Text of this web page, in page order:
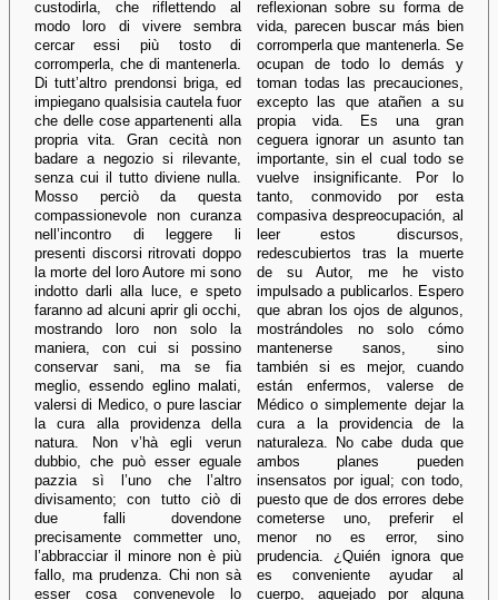
custodirla, che riflettendo al
modo loro di vivere sembra
cercar essi più tosto di
corromperla, che di mantenerla.
Di tutt’altro prendonsi briga, ed
impiegano qualsisia cautela fuor
che delle cose appartenenti alla
propria vita. Gran cecità non
badare a negozio si rilevante,
senza cui il tutto diviene nulla.
Mosso perciò da questa
compassionevole non curanza
nell’incontro di leggere li
presenti discorsi ritrovati doppo
la morte del loro Autore mi sono
indotto darli alla luce, e speto
faranno ad alcuni aprir gli occhi,
mostrando loro non solo la
maniera, con cui si possino
conservar sani, ma se fia
meglio, essendo eglino malati,
valersi di Medico, o pure lasciar
la cura alla providenza della
natura. Non v’hà egli verun
dubbio, che può esser eguale
pazzia sì l’uno che l’altro
divisamento; con tutto ciò di
due falli dovendone
precisamente commetter uno,
l’abbracciar il minore non è più
fallo, ma prudenza. Chi non sà
esser cosa convenevole lo
reflexionan sobre su forma de
vida, parecen buscar más bien
corromperla que mantenerla. Se
ocupan de todo lo demás y
toman todas las precauciones,
excepto las que atañen a su
propia vida. Es una gran
ceguera ignorar un asunto tan
importante, sin el cual todo se
vuelve insignificante. Por lo
tanto, conmovido por esta
compasiva despreocupación, al
leer estos discursos,
redescubiertos tras la muerte
de su Autor, me he visto
impulsado a publicarlos. Espero
que abran los ojos de algunos,
mostrándoles no solo cómo
mantenerse sanos, sino
también si es mejor, cuando
están enfermos, valerse de
Médico o simplemente dejar la
cura a la providencia de la
naturaleza. No cabe duda que
ambos planes pueden
insensatos por igual; con todo,
puesto que de dos errores debe
cometerse uno, preferir el
menor no es error, sino
prudencia. ¿Quién ignora que
es conveniente ayudar al
cuerpo, aquejado por alguna